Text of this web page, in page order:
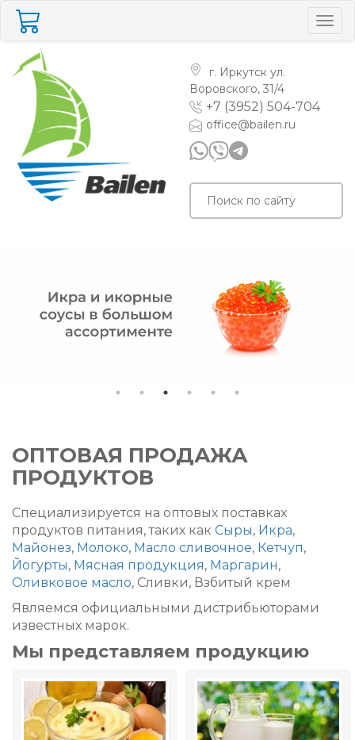
г. Иркутск ул.
Воровского, 31/4
+7 (3952) 504-704
office@bailen.ru
ОПТОВАЯ ПРОДАЖА
ПРОДУКТОВ
Специализируется на оптовых поставках
продуктов питания, таких как Сыры, Икра,
Майонез, Молоко, Масло сливочное, Кетчуп,
Йогурты, Мясная продукция, Маргарин,
Оливковое масло, Сливки, Взбитый крем
Являемся официальными дистрибьюторами
известных марок.
Мы представляем продукцию